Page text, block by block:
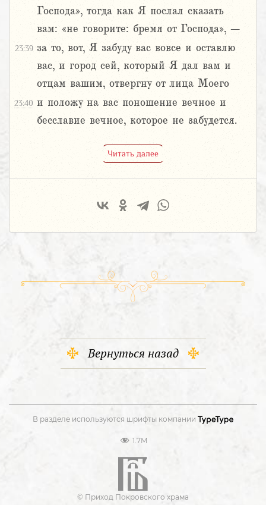
Господа», тогда как Я послал сказать
вам: «не говорите: бремя от Господа», –
23:39 за то, вот, Я забуду вас вовсе и оставлю
вас, и город сей, который Я дал вам и
отцам вашим, отвергну от лица Моего
23:40 и положу на вас поношение вечное и
бесславие вечное, которое не забудется.
Читать далее
Вернуться назад
В разделе используются шрифты компании
1.7M
© Приход Покровского храма